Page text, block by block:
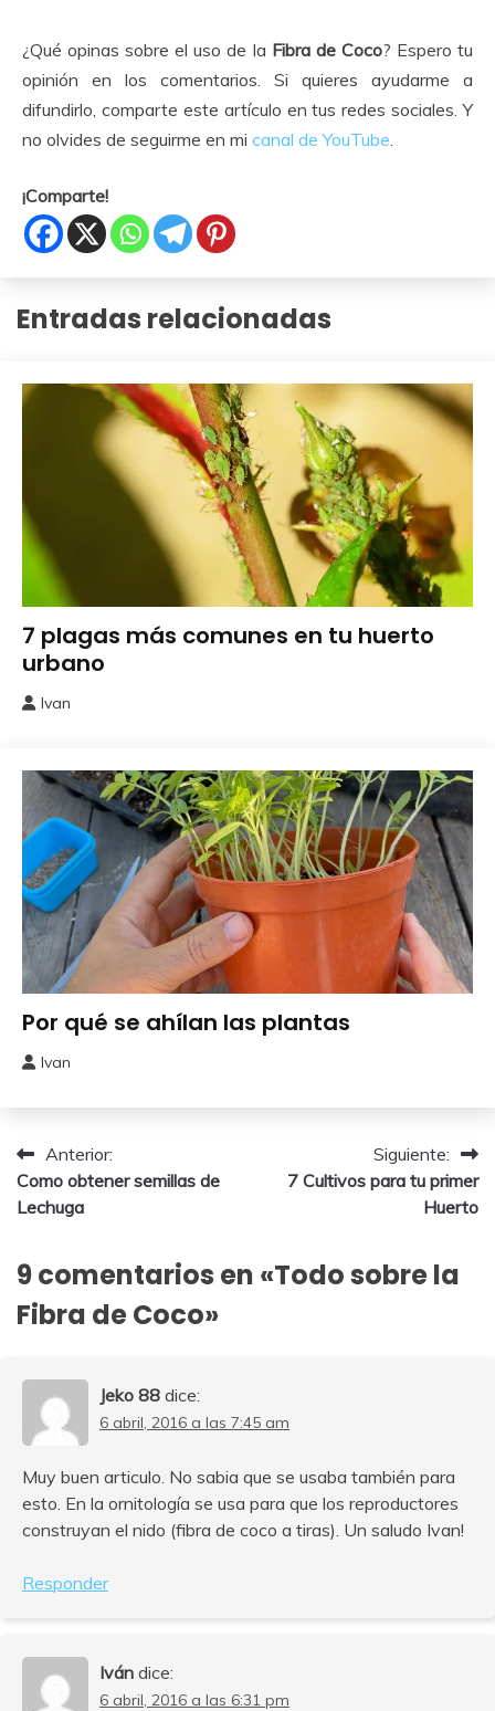
¿Qué opinas sobre el uso de la Fibra de Coco? Espero tu
opinión en los comentarios. Si quieres ayudarme a
difundirlo, comparte este artículo en tus redes sociales. Y
no olvides de seguirme en mi canal de YouTube.
¡Comparte!
Entradas relacionadas
Huerto
Urbano
7 plagas más comunes en tu huerto
urbano
2025
Ivan
Huerto
Urbano
Por qué se ahílan las plantas
octubre,
Ivan
Navegación
de
Anterior:
Como obtener semillas de
Lechuga
Siguiente:
7 Cultivos para tu primer
Huerto
9 comentarios en «Todo sobre la
Fibra de Coco»
Jeko 88 dice:
6 abril, 2016 a las 7:45 am
Muy buen articulo. No sabia que se usaba también para
esto. En la ornitología se usa para que los reproductores
construyan el nido (fibra de coco a tiras). Un saludo Ivan!
Responder
Iván dice:
6 abril, 2016 a las 6:31 pm